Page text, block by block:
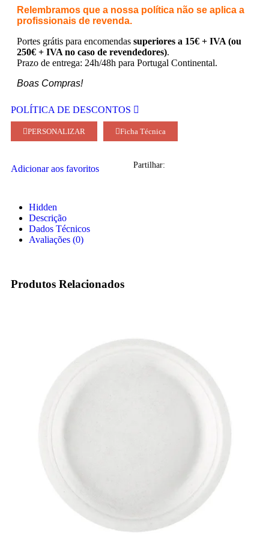
Relembramos que a nossa política não se aplica a
profissionais de revenda.
Portes grátis para encomendas superiores a 15€ + IVA (ou
250€ + IVA no caso de revendedores).
Prazo de entrega: 24h/48h para Portugal Continental.
Boas Compras!
POLÍTICA DE DESCONTOS
PERSONALIZAR Ficha Técnica
Adicionar aos favoritos Partilhar:
Hidden
Descrição
Dados Técnicos
Avaliações (0)
Produtos Relacionados